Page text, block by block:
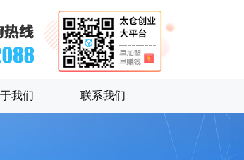
我们 联系我们